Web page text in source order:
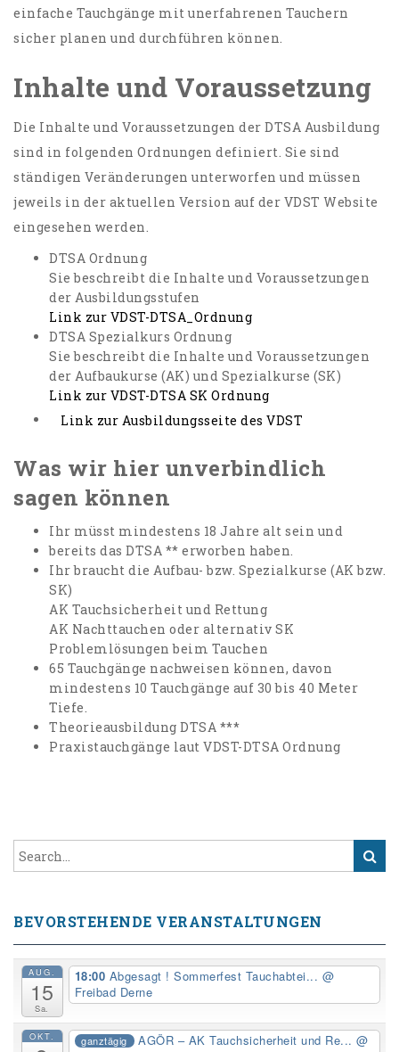
einfache Tauchgänge mit unerfahrenen Tauchern
sicher planen und durchführen können.
Inhalte und Voraussetzung
Die Inhalte und Voraussetzungen der DTSA Ausbildung
sind in folgenden Ordnungen definiert. Sie sind
ständigen Veränderungen unterworfen und müssen
jeweils in der aktuellen Version auf der VDST Website
eingesehen werden.
DTSA Ordnung
Sie beschreibt die Inhalte und Voraussetzungen
der Ausbildungsstufen
Link zur VDST-DTSA_Ordnung
DTSA Spezialkurs Ordnung
Sie beschreibt die Inhalte und Voraussetzungen
der Aufbaukurse (AK) und Spezialkurse (SK)
Link zur VDST-DTSA SK Ordnung
Link zur Ausbildungsseite des VDST
Was wir hier unverbindlich
sagen können
Ihr müsst mindestens 18 Jahre alt sein und
bereits das DTSA ** erworben haben.
Ihr braucht die Aufbau- bzw. Spezialkurse (AK bzw.
SK)
AK Tauchsicherheit und Rettung
AK Nachttauchen oder alternativ SK
Problemlösungen beim Tauchen
65 Tauchgänge nachweisen können, davon
mindestens 10 Tauchgänge auf 30 bis 40 Meter
Tiefe.
Theorieausbildung DTSA ***
Praxistauchgänge laut VDST-DTSA Ordnung
BEVORSTEHENDE VERANSTALTUNGEN
AUG.
15
Sa.
18:00 Abgesagt ! Sommerfest Tauchabtei... @
Freibad Derne
OKT. ganztägig AGÖR – AK Tauchsicherheit und Re...@